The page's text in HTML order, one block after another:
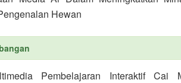
Hewan
Pembelajaran Interaktif Cai